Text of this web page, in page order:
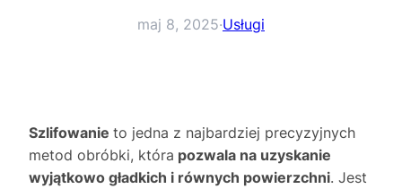
maj 8, 2025·Usługi
Szlifowanie to jedna z najbardziej precyzyjnych
metod obróbki, która pozwala na uzyskanie
wyjątkowo gładkich i równych powierzchni. Jest